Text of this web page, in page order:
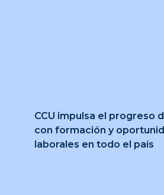
CCU impulsa el progreso
con formación y
laborales en todo el país